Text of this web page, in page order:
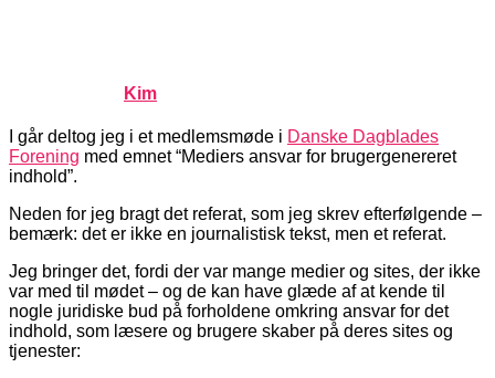
Kim
I går deltog jeg i et medlemsmøde i Danske Dagblades
Forening med emnet “Mediers ansvar for brugergenereret
indhold”.
Neden for jeg bragt det referat, som jeg skrev efterfølgende –
bemærk: det er ikke en journalistisk tekst, men et referat.
Jeg bringer det, fordi der var mange medier og sites, der ikke
var med til mødet – og de kan have glæde af at kende til
nogle juridiske bud på forholdene omkring ansvar for det
indhold, som læsere og brugere skaber på deres sites og
tjenester: